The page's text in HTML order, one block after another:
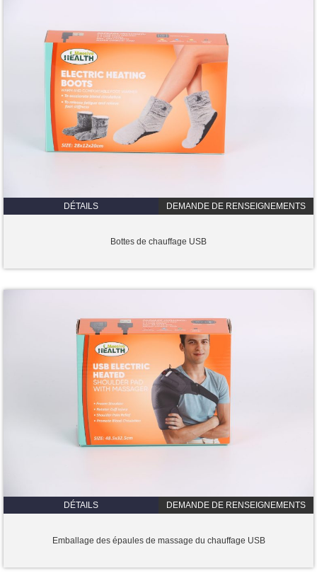
DÉTAILS DEMANDE DE RENSEIGNEMENTS
Bottes de chauffage USB
DÉTAILS DEMANDE DE RENSEIGNEMENTS
Emballage des épaules de massage du chauffage USB